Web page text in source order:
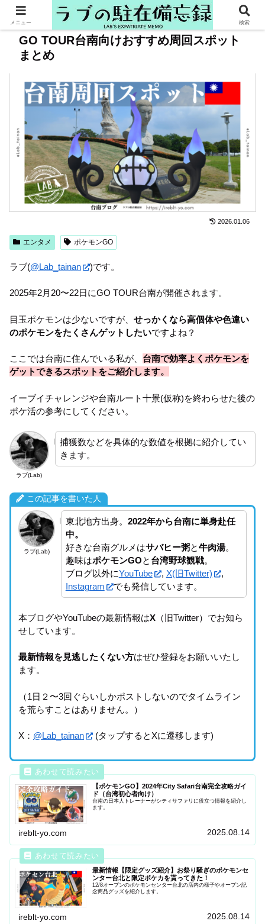
GO TOUR台南向けおすすめ周回スポット
まとめ
2026.01.06
エンタメ ポケモンGO
ラブ(@Lab_tainan )です。
2025年2月20〜22日にGO TOUR台南が開催されます。
目玉ポケモンは少ないですが、 せっかくなら高個体や色違い
のポケモンをたくさんゲットしたいですよね？
ここでは台南に住んでいる私が、 台南で効率よくポケモンを
ゲットできるスポットをご紹介します。
イーブイチャレンジや台南ルート十景(仮称)を終わらせた後の
ポケ活の参考にしてください。
ラブ(Lab)
捕獲数などを具体的な数値を根拠に紹介してい
きます。
この記事を書いた人
ラブ(Lab)
東北地方出身。 2022年から台南に単身赴任
中。
好きな台南グルメはサバヒー粥と牛肉湯。
趣味はポケモンGOと 台湾野球観戦。
ブログ以外にYouTube , X(旧Twitter)
,
Instagram
でも発信しています。
本ブログやYouTubeの最新情報はX （旧Twitter）でお知ら
せしています。
最新情報を見逃したくない方はぜひ登録をお願いいたし
ます。
（1日２〜3回ぐらいしかポストしないのでタイムライン
を荒らすことはありません。）
X： @Lab_tainan (タップするとXに遷移します)
【ポケモンGO】2024年City Safari台南完全攻略ガイ
ド（台湾初心者向け）
台南の日本人トレーナーがシティサファリに役立つ情報を紹介し
ます。
ireblt-yo.com 2025.08.14
最新情報【限定グッズ紹介】お祭り騒ぎのポケモンセ
ンター台北と限定ポケカを貰ってきた！
12/8オープンのポケモンセンター台北の店内の様子やオープン記
念商品グッズを紹介します。
ireblt-yo.com 2025.08.14
メニュー 検索